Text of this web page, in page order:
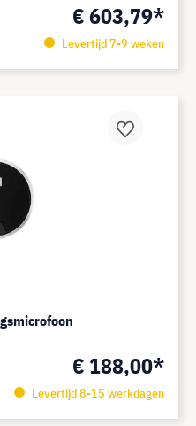
€ 603,79*
Levertijd 7-9 weken
€ 188,00*
Levertijd 8-15 werkdagen